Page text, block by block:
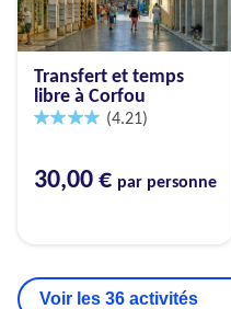
Transfert et temps
libre à Corfou
(4.21)
30,00 € par personne
Voir les 36 activités